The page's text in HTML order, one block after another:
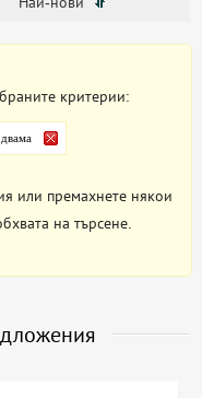
критерии:
или премахнете някои
на търсене.